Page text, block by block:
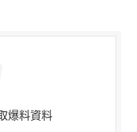
爆料資料